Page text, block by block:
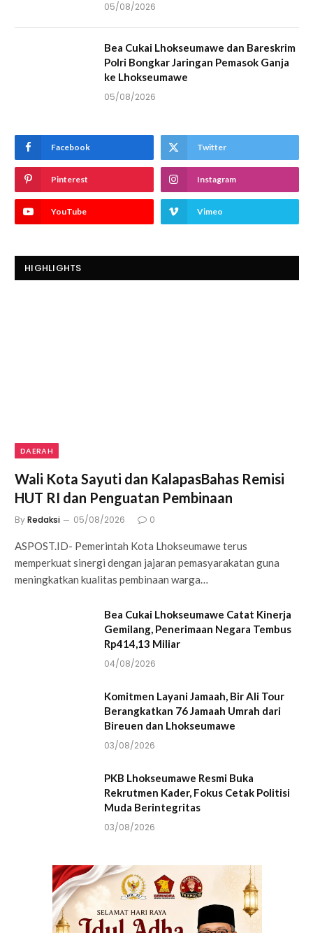
05/08/2026
Bea Cukai Lhokseumawe dan Bareskrim
Polri Bongkar Jaringan Pemasok Ganja
ke Lhokseumawe
05/08/2026
Facebook Twitter
Pinterest Instagram
YouTube Vimeo
HIGHLIGHTS
DAERAH
Wali Kota Sayuti dan KalapasBahas Remisi
HUT RI dan Penguatan Pembinaan
ByRedaksi 05/08/2026 0
ASPOST.ID- Pemerintah Kota Lhokseumawe terus
memperkuat sinergi dengan jajaran pemasyarakatan guna
meningkatkan kualitas pembinaan warga…
Bea Cukai Lhokseumawe Catat Kinerja
Gemilang, Penerimaan Negara Tembus
Rp414,13 Miliar
04/08/2026
Komitmen Layani Jamaah, Bir Ali Tour
Berangkatkan 76 Jamaah Umrah dari
Bireuen dan Lhokseumawe
03/08/2026
PKB Lhokseumawe Resmi Buka
Rekrutmen Kader, Fokus Cetak Politisi
Muda Berintegritas
03/08/2026